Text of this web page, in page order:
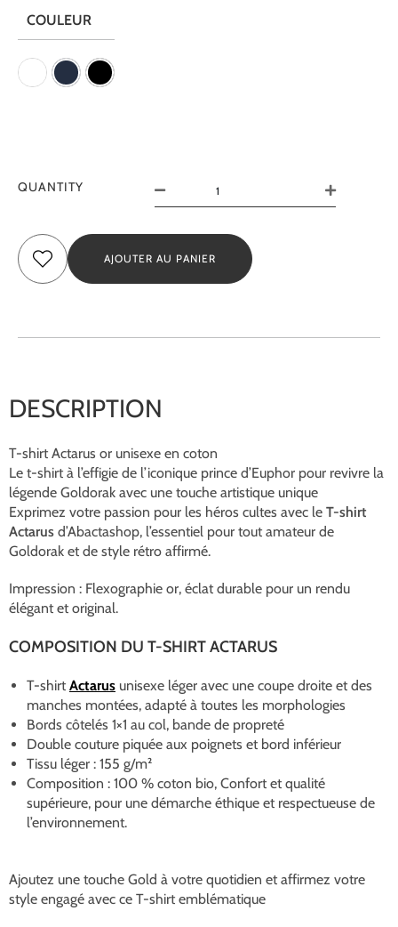
COULEUR
QUANTITY
AJOUTER AU PANIER
DESCRIPTION
T-shirt Actarus or unisexe en coton
Le t-shirt à l’effigie de l’iconique prince d’Euphor pour revivre la
légende Goldorak avec une touche artistique unique
Exprimez votre passion pour les héros cultes avec le T-shirt
Actarus d’Abactashop, l’essentiel pour tout amateur de
Goldorak et de style rétro affirmé.
Impression : Flexographie or, éclat durable pour un rendu
élégant et original.
COMPOSITION DU T-SHIRT ACTARUS
T-shirt Actarus unisexe léger avec une coupe droite et des
manches montées, adapté à toutes les morphologies
Bords côtelés 1×1 au col, bande de propreté
Double couture piquée aux poignets et bord inférieur
Tissu léger : 155 g/m²
Composition : 100 % coton bio, Confort et qualité
supérieure, pour une démarche éthique et respectueuse de
l’environnement.
Ajoutez une touche Gold à votre quotidien et affirmez votre
style engagé avec ce T-shirt emblématique